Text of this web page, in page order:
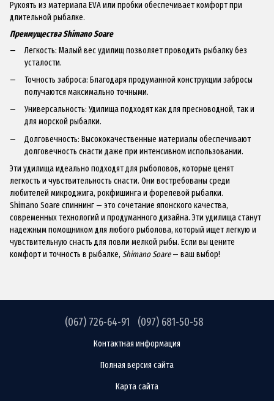
Рукоять из материала EVA или пробки обеспечивает комфорт при
длительной рыбалке.
Преимущества Shimano Soare
Легкость: Малый вес удилищ позволяет проводить рыбалку без
усталости.
Точность заброса: Благодаря продуманной конструкции забросы
получаются максимально точными.
Универсальность: Удилища подходят как для пресноводной, так и
для морской рыбалки.
Долговечность: Высококачественные материалы обеспечивают
долговечность снасти даже при интенсивном использовании.
Эти удилища идеально подходят для рыболовов, которые ценят
легкость и чувствительность снасти. Они востребованы среди
любителей микроджига, рокфишинга и форелевой рыбалки.
Shimano Soare спиннинг — это сочетание японского качества,
современных технологий и продуманного дизайна. Эти удилища станут
надежным помощником для любого рыболова, который ищет легкую и
чувствительную снасть для ловли мелкой рыбы. Если вы цените
комфорт и точность в рыбалке, Shimano Soare— ваш выбор!
(067) 726-64-91 (097) 681-50-58
Контактная информация
Полная версия сайта
Карта сайта